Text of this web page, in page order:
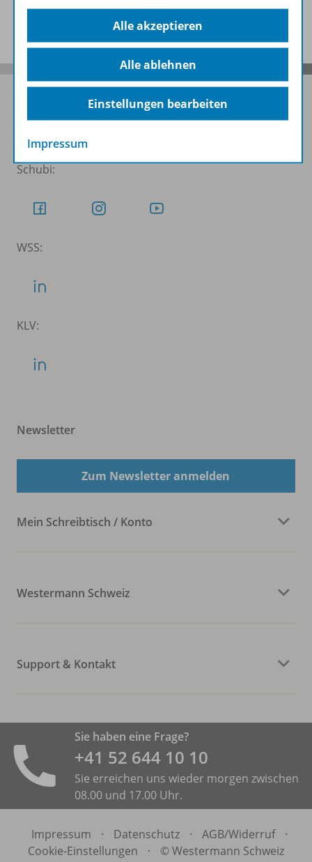
Benachrichtigungs-Service
Schubi:
WSS:
KLV:
Newsletter
Zum Newsletter anmelden
Mein Schreibtisch / Konto
Westermann Schweiz
Support & Kontakt
Sie haben eine Frage?
+41 52 644 10 10
Sie erreichen uns wieder morgen zwischen
08.00 und 17.00 Uhr.
Impressum · Datenschutz · AGB/Widerruf
·
Cookie-Einstellungen
· © Westermann Schweiz
Alle akzeptieren
Alle ablehnen
Einstellungen bearbeiten
Impressum